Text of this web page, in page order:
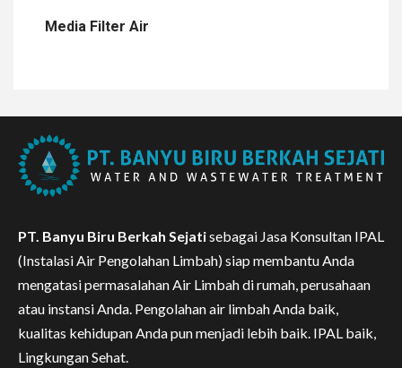
Media Filter Air
PT. Banyu Biru Berkah Sejatisebagai Jasa Konsultan IPAL
(Instalasi Air Pengolahan Limbah) siap membantu Anda
mengatasi permasalahan Air Limbah di rumah, perusahaan
atau instansi Anda. Pengolahan air limbah Anda baik,
kualitas kehidupan Anda pun menjadi lebih baik. IPAL baik,
Lingkungan Sehat.